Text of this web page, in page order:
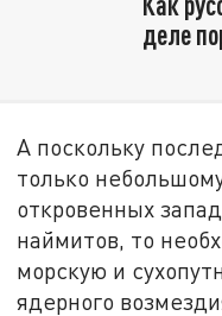
деле
А поскольку
только
откровенных
наймитов, то
морскую и
ядерного